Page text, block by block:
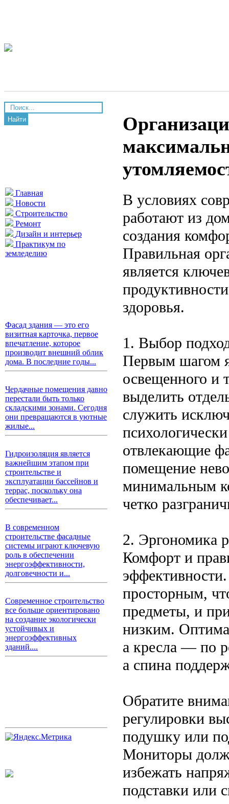
Найти
Главная
Новости
Строительство
Ремонт
Дизайн и интерьер
Практикум по
земледелию
Фасад здания — это его
визитная карточка, первое
впечатление, которое
производит внешний облик
дома. В последние годы...
Чердачные помещения давно
перестали быть только
складскими зонами. Сегодня
они превращаются в уютные
жилые...
Гидроизоляция является
важнейшим этапом при
строительстве и
эксплуатации бассейнов и
террас, поскольку она
обеспечивает...
В современном
строительстве фасадные
системы играют ключевую
роль в обеспечении
энергоэффективности,
долговечности и...
Современное строительство
все больше ориентировано
на создание экологически
устойчивых и
энергоэффективных
зданий....
В условиях
работают из
создания
Правильная
является
здоровья.
1. Выбор
Первым шагом
освещенного и
выделить
служить
отвлекающие
помещение
минимальным
четко
2. Эргономика
Комфорт и
просторным,
предметы, и
низким.
а кресла — по
а спина
Обратите
регулировки
подушку или
Мониторы
избежать
подставки или